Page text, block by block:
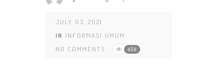
JULY 03, 2021
IN INFORMASI UMUM
NO COMMENTS
458